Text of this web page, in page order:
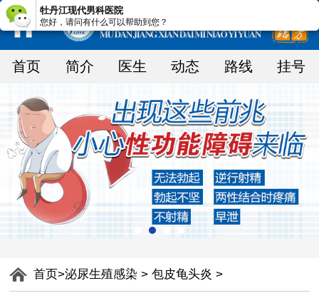
首页 简介 医生 动态 路线 挂号
首页>泌尿生殖感染 >包皮龟头炎 >
牡丹江现代男科医院
您好，请问有什么可以帮助到您？